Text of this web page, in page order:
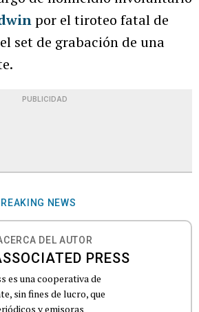
por el tiroteo fatal de
set de grabación de una
PUBLICIDAD
NEWS
DEL AUTOR
PRESS
es una cooperativa de
sin fines de lucro, que
y emisoras